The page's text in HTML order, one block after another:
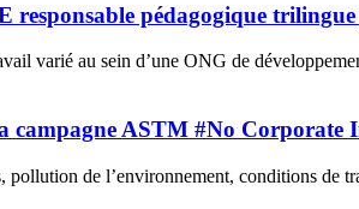
responsable pédagogique
varié au sein d’une ONG de
campagne ASTM #No Corporate
pollution de l’environnement, conditions